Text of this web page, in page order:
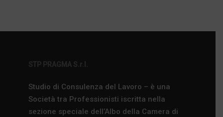
STP PRAGMA S.r.l.
Studio di Consulenza del Lavoro – è una
Società tra Professionisti iscritta nella
sezione speciale dell’Albo della Camera di